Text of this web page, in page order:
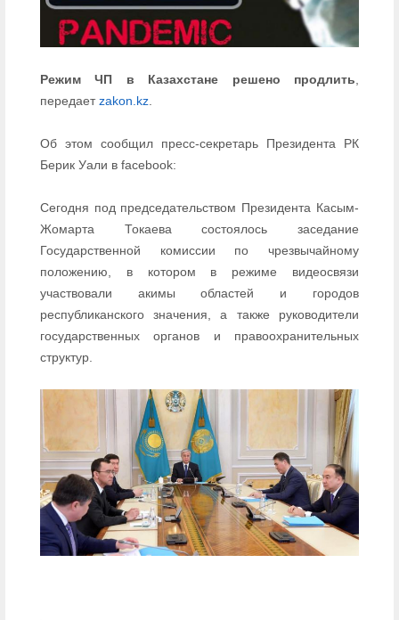
Режим ЧП в Казахстане решено продлить
передаетzakon.kz.
Об этом сообщил пресс-секретарь Президента РК
Берик Уали в facebook:
Сегодня под председательством Президента Касым-
Жомарта Токаева состоялось заседание
Государственной комиссии по чрезвычайному
положению, в котором в режиме видеосвязи
участвовали акимы областей и городов
республиканского значения, а также руководители
государственных органов и правоохранительных
структур.